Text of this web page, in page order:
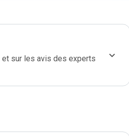
et sur les avis des experts